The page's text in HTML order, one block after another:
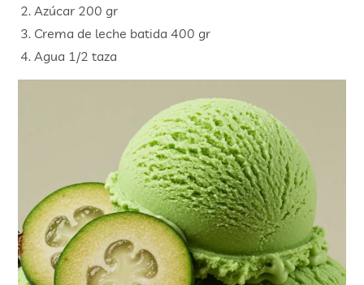
Azúcar 200 gr
Crema de leche batida 400 gr
Agua 1/2 taza